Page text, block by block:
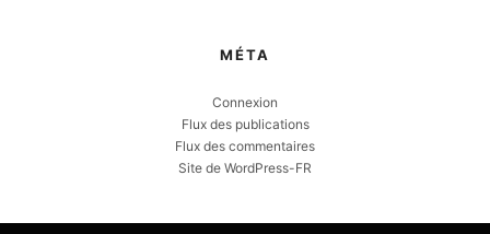
MÉTA
Connexion
Flux des publications
Flux des commentaires
Site de WordPress-FR